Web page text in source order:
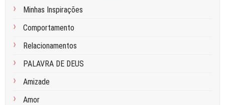
Minhas Inspirações
Comportamento
Relacionamentos
PALAVRA DE DEUS
Amizade
Amor